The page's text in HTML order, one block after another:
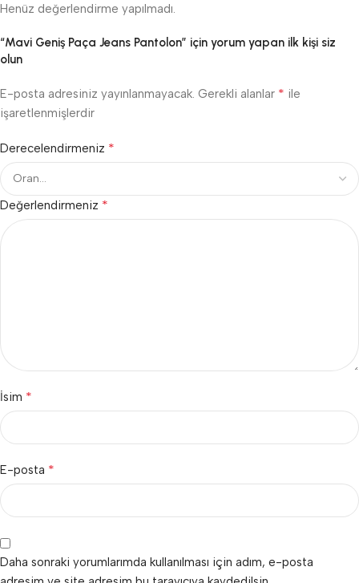
Henüz değerlendirme yapılmadı.
“Mavi Geniş Paça Jeans Pantolon” için yorum yapan ilk kişi siz
olun
E-posta adresiniz yayınlanmayacak. Gerekli alanlar * ile
işaretlenmişlerdir
Derecelendirmeniz *
Değerlendirmeniz *
İsim *
E-posta *
Daha sonraki yorumlarımda kullanılması için adım, e-posta